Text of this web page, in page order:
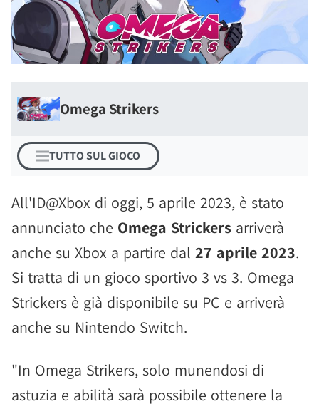
Omega Strikers
TUTTO SUL GIOCO
All'ID@Xbox di oggi, 5 aprile 2023, è stato
annunciato che Omega Strickers arriverà
anche su Xbox a partire dal 27 aprile 2023.
Si tratta di un gioco sportivo 3 vs 3. Omega
Strickers è già disponibile su PC e arriverà
anche su Nintendo Switch.
"In Omega Strikers, solo munendosi di
astuzia e abilità sarà possibile ottenere la